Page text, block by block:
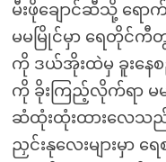
မီးဖိုချောင်ဆီသို့ ရော
မမမြိုင်မှာ ရေတိုင်ကီတွ
ကို ဒယ်အိုးထဲမှ ခူးနေ
ကို ခိုးကြည့်လိုက်ရာ မ
ဆံထုံးထုံးထားလေသည်
ညှင်းနုလေးများမှာ